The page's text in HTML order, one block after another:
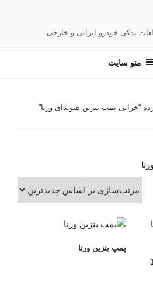
یدکی خودرو ایرانی و خارجی
منو سایت
پمپ بنزین هیوندای ورنا”
پمپ بنزین ورنا